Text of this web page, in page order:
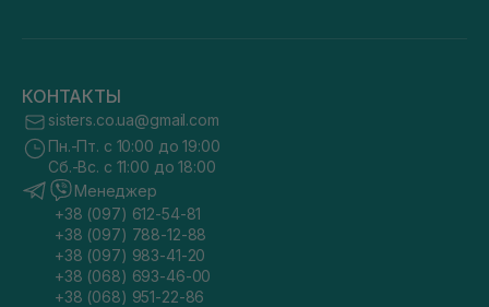
КОНТАКТЫ
sisters.co.ua@gmail.com
Пн.-Пт. с 10:00 до 19:00
Сб.-Вс. с 11:00 до 18:00
Менеджер
+38 (097) 612-54-81
+38 (097) 788-12-88
+38 (097) 983-41-20
+38 (068) 693-46-00
+38 (068) 951-22-86